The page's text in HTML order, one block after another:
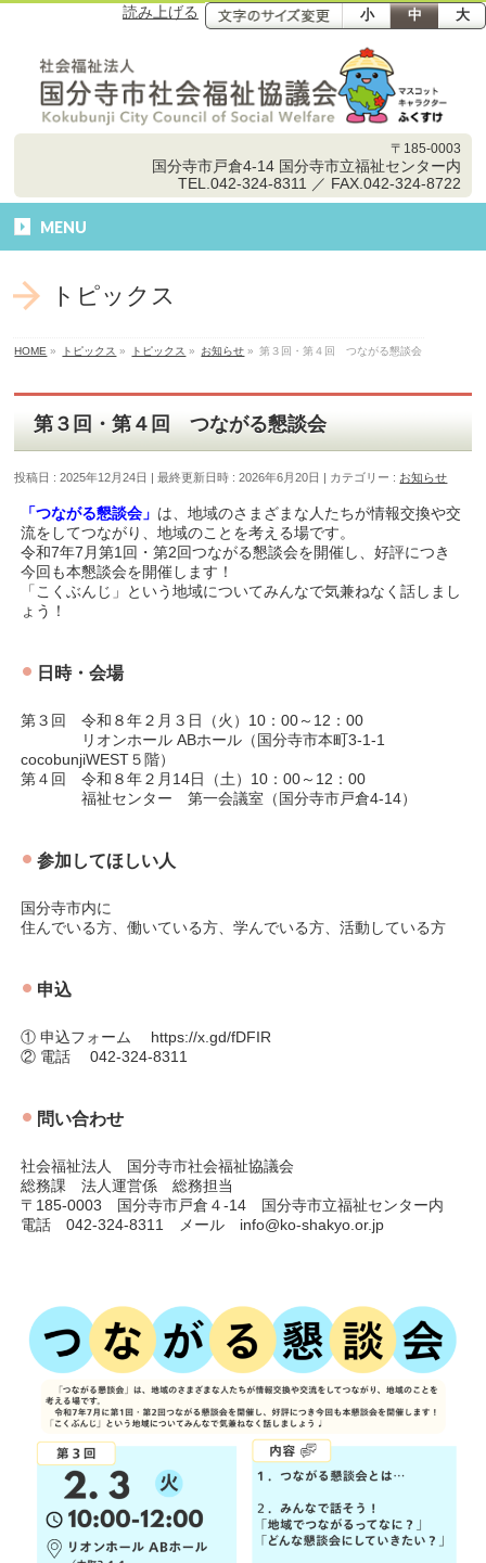
小 中 大
読み上げる
〒185-0003
国分寺市戸倉4-14 国分寺市立福祉センター内
TEL.042-324-8311 ／ FAX.042-324-8722
MENU
トピックス
HOME » トピックス » トピックス » お知らせ » 第３回・第４回 つながる懇談会
第３回・第４回 つながる懇談会
投稿日 : 2025年12月24日 最終更新日時 : 2026年6月20日 カテゴリー : お知らせ
「つながる懇談会」 は、地域のさまざまな人たちが情報交換や交
流をしてつながり、地域のことを考える場です。
令和7年7月第1回・第2回つながる懇談会を開催し、好評につき
今回も本懇談会を開催します！
「こくぶんじ」という地域についてみんなで気兼ねなく話しまし
ょう！
日時・会場
第３回 令和８年２月３日（火）10：00～12：00
リオンホール ABホール（国分寺市本町3-1-1
cocobunjiWEST５階）
第４回 令和８年２月14日（土）10：00～12：00
福祉センター 第一会議室（国分寺市戸倉4-14）
参加してほしい人
国分寺市内に
住んでいる方、働いている方、学んでいる方、活動している方
申込
① 申込フォーム https://x.gd/fDFIR
② 電話 042-324-8311
問い合わせ
社会福祉法人 国分寺市社会福祉協議会
総務課 法人運営係 総務担当
〒185-0003 国分寺市戸倉４-14 国分寺市立福祉センター内
電話 042-324-8311 メール info@ko-shakyo.or.jp